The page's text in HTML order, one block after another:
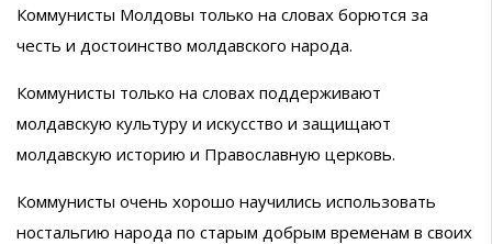
Коммунисты Молдовы только на словах борются за
честь и достоинство молдавского народа.
Коммунисты только на словах поддерживают
молдавскую культуру и искусство и защищают
молдавскую историю и Православную церковь.
Коммунисты очень хорошо научились использовать
ностальгию народа по старым добрым временам в своих